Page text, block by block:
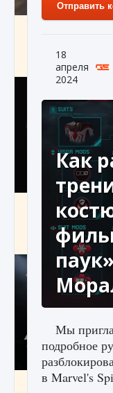
9 августа 2024
Как
оружия в MW3 и
9 августа 2024
Все новые
Отправить
18
апреля
2024
Как
Мы
подробное
в Marvel's